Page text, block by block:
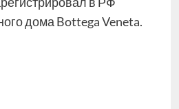
дома Bottega Veneta.